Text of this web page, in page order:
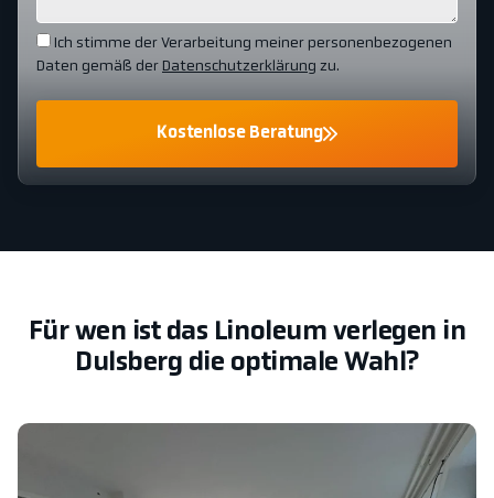
Ich stimme der Verarbeitung meiner personenbezogenen
Daten gemäß der Datenschutzerklärung zu.
Kostenlose Beratung
Für wen ist das Linoleum verlegen in
Dulsberg die optimale Wahl?